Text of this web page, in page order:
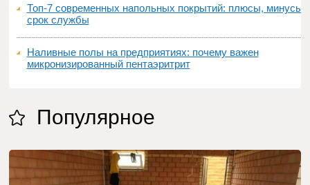
Топ‑7 современных напольных покрытий: плюсы, минусы,
срок службы
Наливные полы на предприятиях: почему важен
микронизированный пентаэритрит
Популярное